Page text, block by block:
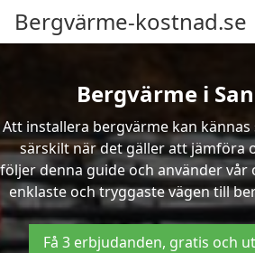
Bergvärme-kostnad.se
Bergvärme i
Att installera bergvärme kan
särskilt när det gäller att jämföra
följer denna guide och använder
enklaste och tryggaste vägen till
Få 3 erbjudanden, gratis och